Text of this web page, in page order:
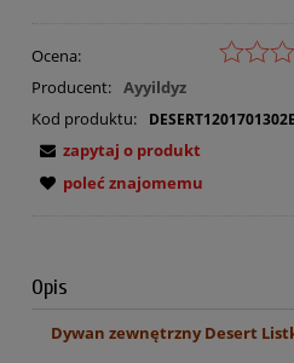
Ocena:
Producent: Ayyildyz
Kod produktu:
zapytaj o produkt
poleć znajomemu
Opis
Dywan zewnętrzny Desert